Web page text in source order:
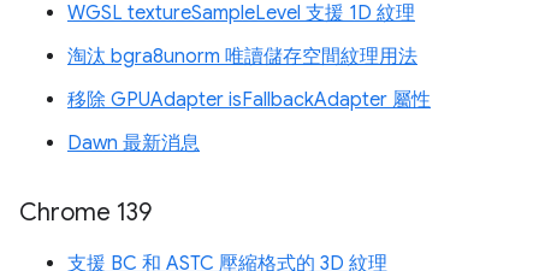
WGSL textureSampleLevel 支援 1D 紋理
淘汰 bgra8unorm 唯讀儲存空間紋理用法
移除 GPUAdapter isFallbackAdapter 屬性
Dawn 最新消息
Chrome 139
支援 BC 和 ASTC 壓縮格式的 3D 紋理